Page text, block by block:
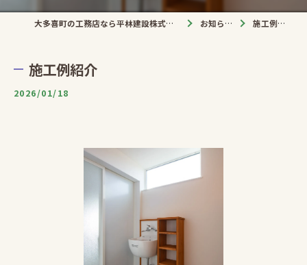
大多喜町の工務店なら平林建設株式会社 お知らせ 施工例紹介
施工例紹介
2026/01/18